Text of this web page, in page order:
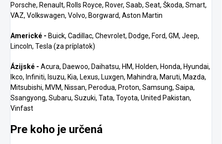
Porsche, Renault, Rolls Royce, Rover, Saab, Seat, Škoda, Smart,
VAZ, Volkswagen, Volvo, Borgward, Aston Martin
Americké - Buick, Cadillac, Chevrolet, Dodge, Ford, GM, Jeep,
Lincoln, Tesla (za príplatok)
Ázijské - Acura, Daewoo, Daihatsu, HM, Holden, Honda, Hyundai,
Ikco, Infiniti, Isuzu, Kia, Lexus, Luxgen, Mahindra, Maruti, Mazda,
Mitsubishi, MVM, Nissan, Perodua, Proton, Samsung, Saipa,
Ssangyong, Subaru, Suzuki, Tata, Toyota, United Pakistan,
Vinfast
Pre koho je určená